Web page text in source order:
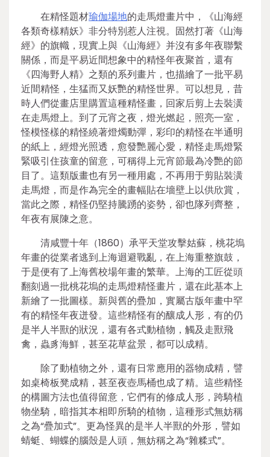
在精怪題材瑜伽場地的走馬燈畫片中，《山海經
各類奇樣精妖》非分特別惹人注視。固然打著《山海
經》的旗幟，現實上與《山海經》并沒有多年夜聯繫
關係，而是平易近間想象中的精怪年夜聚首，還有
《四海野人精》之類的系列畫片，也描繪了一批平易
近間精怪，生猛而又妖艷的精怪世界。可以想見，昔
時人們從畫店里購置這種精怪畫，回家后剪上去裝潢
在走馬燈上。到了元宵之夜，燈光燃起，照亮一室，
怪模怪樣的精怪繞著燈燭動彈，彩印的精怪在半通明
的紙上，經燈光照透，愈發艷麗心愛，精怪走馬燈緊
緊吸引住孩童的留意，可稱得上元宵節最為冷艷的節
目了。這類版畫也有另一種用處，不再用于剪貼裝潢
走馬燈，而是作為完全的畫幅貼在墻壁上以供欣賞，
當此之際，精怪仍堅持騰踴的姿勢，卻也隊列齊整，
年夜有展陳之意。
清咸豐十年（1860）承平天堂攻擊姑蘇，桃花塢
年畫的從業者逃到上海迴避戰亂，在上海重整旗鼓，
于是便有了上海舊校場年畫的繁華。上海的工匠從頭
翻刻過一批桃花塢的走馬燈精怪畫片，還在此基本上
新繪了一批圖樣。新與舊的疊加，實屬古版年畫中罕
有的精怪年夜迸發。這些精怪有的釀成人形，有的仍
是半人半獸的狀況，還有各式動植物，觸及走獸飛
禽，蟲豸海鮮，甚至花草盆景，都可以成精。
除了動植物之外，還有日常應用的器物成精，譬
如桌椅板凳成精，甚至夜壺馬桶也成了精。這些精怪
的構圖方法也值得留意，它們有的修成人形，跨騎植
物坐騎，暗指其本相即所騎的植物，這種形式無妨稱
之為“疊加式”。更為怪異的是半人半獸的外形，譬如
蜻蜓、蝴蝶的腦殼是人頭，無妨稱之為“雜糅式”。